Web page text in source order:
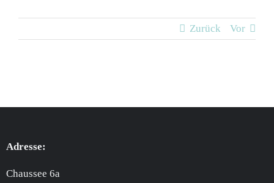
Zurück Vor
Adresse:
Chaussee 6a